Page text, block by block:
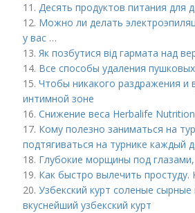
11. Десять продуктов питания для
12. Можно ли делать
у вас …
13. Як позбутися від гармата над
14. Все способы удаления
15. Чтобы никакого раздражения и
интимной зоне
16. Снижение веса Herbalife
17. Кому полезно заниматься на
подтягиваться на турнике каждый
18. Глубокие морщины под
19. Как быстро вылечить
20. Узбекский курт соленые
вкуснейший узбекский курт